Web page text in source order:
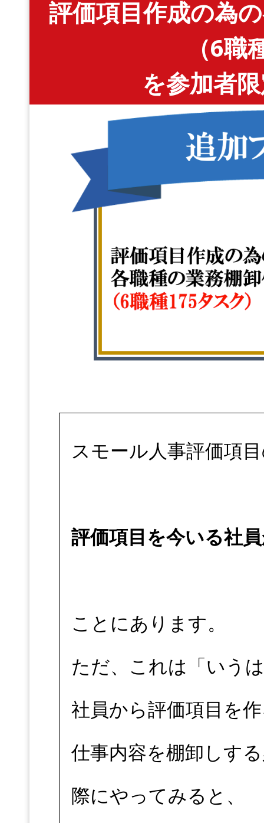
評価項目作成の為
（6
を参加者
スモール人事評価項
評価項目を今いる社
ことにあります。
ただ、これは「いう
社員から評価項目を
仕事内容を棚卸しす
際にやってみると、